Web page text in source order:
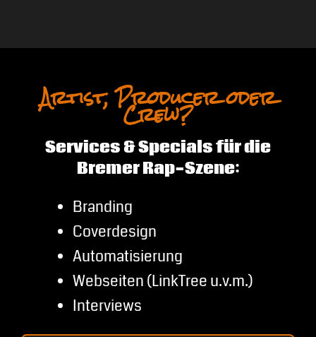
Artist, Producer oder
Crew?
Services & Specials für die
Bremer Rap-Szene:
Branding
Coverdesign
Automatisierung
Webseiten (LinkTree u.v.m.)
Interviews